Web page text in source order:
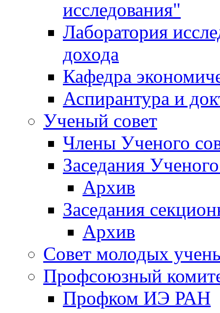
исследования"
Лаборатория
дохода
Кафедра
Аспирантура и
Ученый совет
Члены Ученого
Заседания
Архив
Заседания
Архив
Совет молодых
Профсоюзный
Профком ИЭ РАН